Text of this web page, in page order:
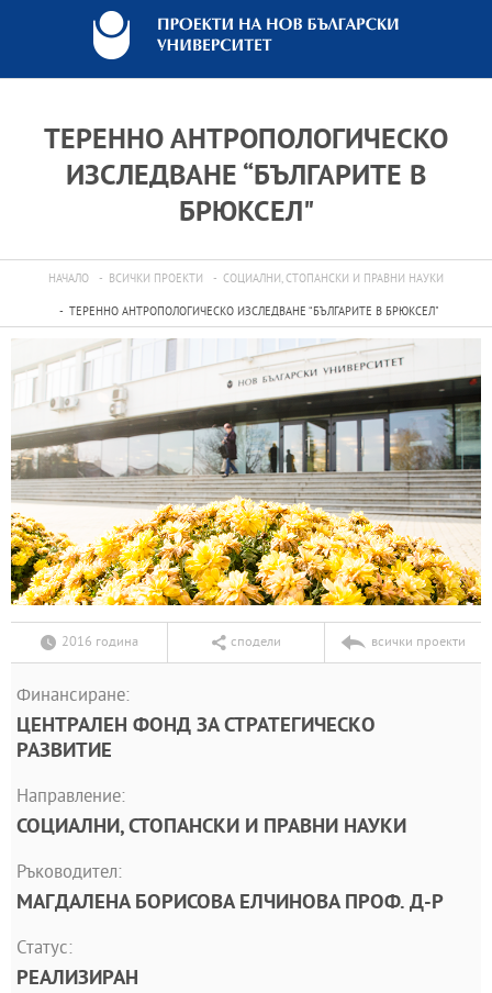
ТЕРЕННО АНТРОПОЛОГИЧЕСКО
ИЗСЛЕДВАНЕ “БЪЛГАРИТЕ В
БРЮКСЕЛ"
НАЧАЛО ВСИЧКИ ПРОЕКТИ СОЦИАЛНИ, СТОПАНСКИ И ПРАВНИ НАУКИ
ТЕРЕННО АНТРОПОЛОГИЧЕСКО ИЗСЛЕДВАНЕ “БЪЛГАРИТЕ В БРЮКСЕЛ"
2016 година сподели всички проекти
Финансиране:
ЦЕНТРАЛЕН ФОНД ЗА СТРАТЕГИЧЕСКО
РАЗВИТИЕ
Направление:
СОЦИАЛНИ, СТОПАНСКИ И ПРАВНИ НАУКИ
Ръководител:
МАГДАЛЕНА БОРИСОВА ЕЛЧИНОВА ПРОФ. Д-Р
Статус:
РЕАЛИЗИРАН